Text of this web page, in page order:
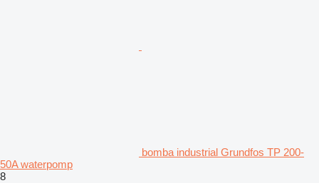
bomba industrial Grundfos TP 200-
50A waterpomp
8